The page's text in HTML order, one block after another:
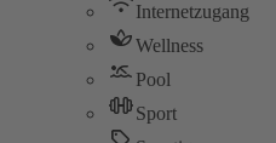
Internetzugang
Wellness
Pool
Sport